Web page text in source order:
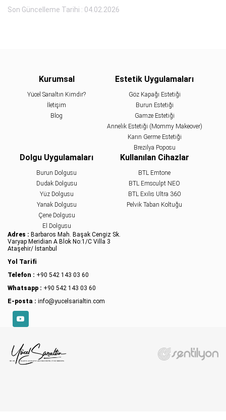
Son Güncelleme Tarihi : 04.02.2026
Kurumsal
Yücel Sarıaltın Kimdir?
İletişim
Blog
Estetik Uygulamaları
Göz Kapağı Estetiği
Burun Estetiği
Gamze Estetiği
Annelik Estetiği (Mommy Makeover)
Karın Germe Estetiği
Brezilya Poposu
Dolgu Uygulamaları
Burun Dolgusu
Dudak Dolgusu
Yüz Dolgusu
Yanak Dolgusu
Çene Dolgusu
El Dolgusu
Kullanılan Cihazlar
BTL Emtone
BTL Emsculpt NEO
BTL Exilis Ultra 360
Pelvik Taban Koltuğu
Adres : Barbaros Mah. Başak Cengiz Sk.
Varyap Meridian A Blok No:1/C Villa 3
Ataşehir/ İstanbul
Yol Tarifi
Telefon : +90 542 143 03 60
Whatsapp : +90 542 143 03 60
E-posta : info@yucelsarialtin.com
YouTube